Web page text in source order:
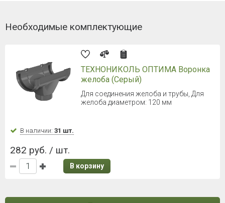
Необходимые комплектующие
ТЕХНОНИКОЛЬ ОПТИМА Воронка
желоба (Серый)
Для соединения желоба и трубы, Для
желоба диаметром: 120 мм
В наличии: 31 шт.
282 руб. / шт.
В корзину